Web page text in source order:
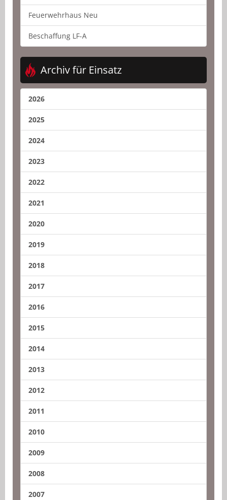
Feuerwehrhaus Neu
Beschaffung LF-A
Archiv für Einsatz
2026
2025
2024
2023
2022
2021
2020
2019
2018
2017
2016
2015
2014
2013
2012
2011
2010
2009
2008
2007